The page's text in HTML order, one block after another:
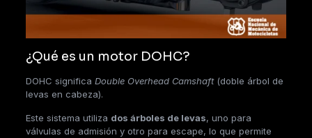
¿Qué es un motor DOHC?
DOHC significa Double Overhead Camshaft(doble árbol de
levas en cabeza).
Este sistema utiliza dos árboles de levas, uno para
válvulas de admisión y otro para escape, lo que permite